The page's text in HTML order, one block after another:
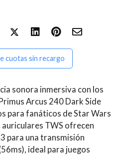
cuotas sin recargo
sonora inmersiva con los
Arcus 240 Dark Side
para fanáticos de Star Wars
TWS ofrecen
para una transmisión
ideal para juegos